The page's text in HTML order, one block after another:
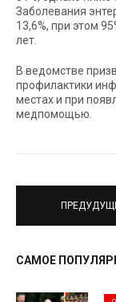
Заболевания
13,6%, при этом
лет.
В ведомстве
профилактики
местах и при
медпомощью.
САМОЕ